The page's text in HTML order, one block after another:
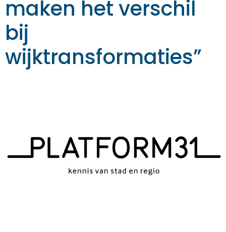
maken het verschil
bij
wijktransformaties”